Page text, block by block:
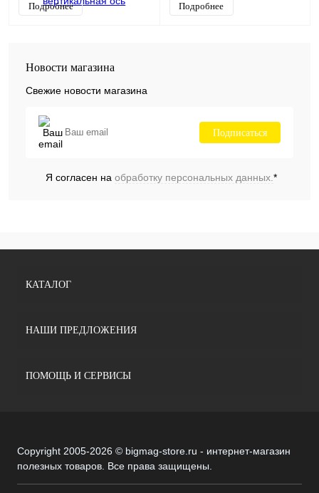
Подробнее Подробнее
Новости магазина
Свежие новости магазина
Подписаться
Я согласен на обработку персональных данных.*
КАТАЛОГ
НАШИ ПРЕДЛОЖЕНИЯ
ПОМОЩЬ И СЕРВИСЫ
Copyright 2005-2026 © bigmag-store.ru - интернет-магазин
полезных товаров. Все права защищены.